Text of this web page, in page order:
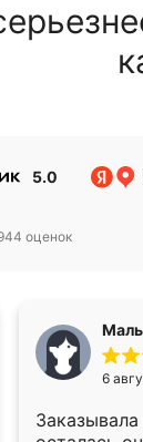
5.0
оценок
6